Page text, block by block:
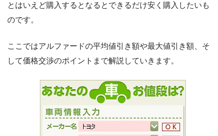
とはいえど購入するとなるとできるだけ安く購入したいも
のです。
ここではアルファードの平均値引き額や最大値引き額、そ
して価格交渉のポイントまで解説していきます。